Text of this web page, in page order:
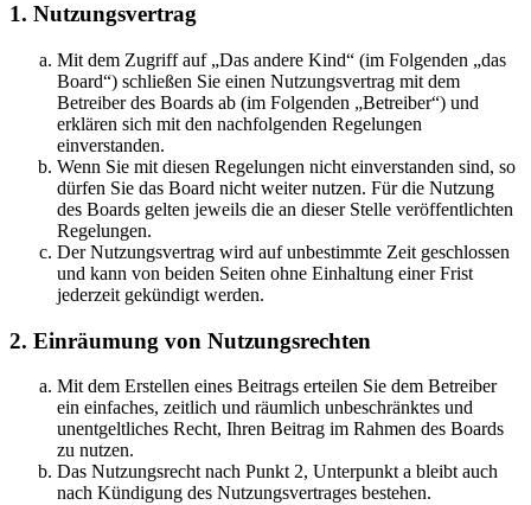
1. Nutzungsvertrag
Mit dem Zugriff auf „Das andere Kind“ (im Folgenden „das
Board“) schließen Sie einen Nutzungsvertrag mit dem
Betreiber des Boards ab (im Folgenden „Betreiber“) und
erklären sich mit den nachfolgenden Regelungen
einverstanden.
Wenn Sie mit diesen Regelungen nicht einverstanden sind, so
dürfen Sie das Board nicht weiter nutzen. Für die Nutzung
des Boards gelten jeweils die an dieser Stelle veröffentlichten
Regelungen.
Der Nutzungsvertrag wird auf unbestimmte Zeit geschlossen
und kann von beiden Seiten ohne Einhaltung einer Frist
jederzeit gekündigt werden.
2. Einräumung von Nutzungsrechten
Mit dem Erstellen eines Beitrags erteilen Sie dem Betreiber
ein einfaches, zeitlich und räumlich unbeschränktes und
unentgeltliches Recht, Ihren Beitrag im Rahmen des Boards
zu nutzen.
Das Nutzungsrecht nach Punkt 2, Unterpunkt a bleibt auch
nach Kündigung des Nutzungsvertrages bestehen.